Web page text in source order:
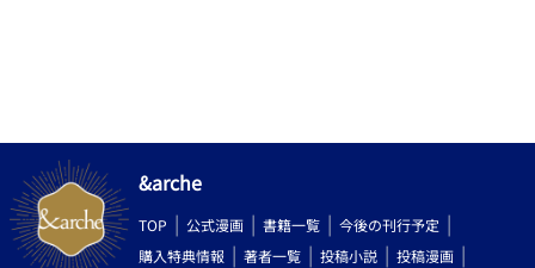
&arche
TOP 公式漫画 書籍一覧
今後の刊行予定
購入特典情報
著者一覧 投稿小説 投稿漫画